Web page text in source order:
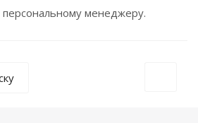
персональному менеджеру.